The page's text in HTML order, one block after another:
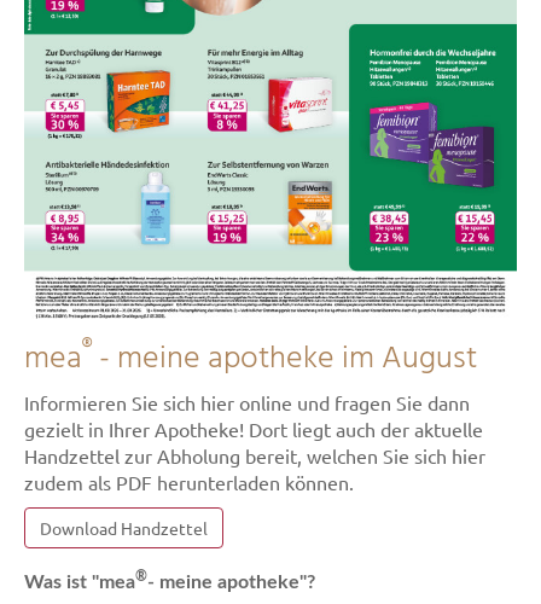
mea® - meine apotheke im August
Informieren Sie sich hier online und fragen Sie dann
gezielt in Ihrer Apotheke! Dort liegt auch der aktuelle
Handzettel zur Abholung bereit, welchen Sie sich hier
zudem als PDF herunterladen können.
Download Handzettel
Was ist "mea®- meine apotheke"?